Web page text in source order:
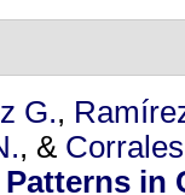
G.,
, &
in